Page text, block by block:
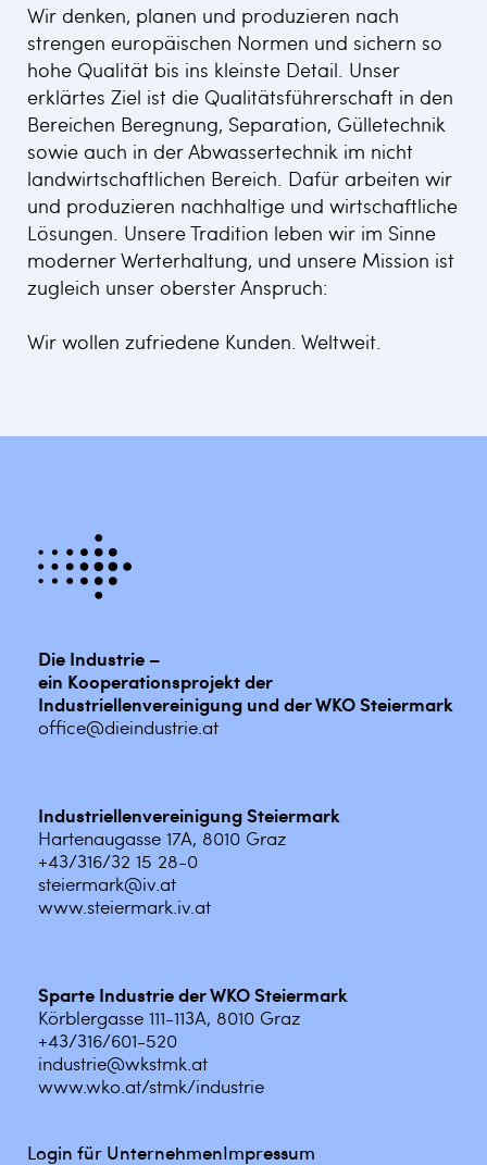
Wir denken, planen und produzieren nach
strengen europäischen Normen und sichern so
hohe Qualität bis ins kleinste Detail. Unser
erklärtes Ziel ist die Qualitätsführerschaft in den
Bereichen Beregnung, Separation, Gülletechnik
sowie auch in der Abwassertechnik im nicht
landwirtschaftlichen Bereich. Dafür arbeiten wir
und produzieren nachhaltige und wirtschaftliche
Lösungen. Unsere Tradition leben wir im Sinne
moderner Werterhaltung, und unsere Mission ist
zugleich unser oberster Anspruch:
Wir wollen zufriedene Kunden. Weltweit.
Die Industrie –
ein Kooperationsprojekt der
Industriellenvereinigung und der WKO Steiermark
office@dieindustrie.at
Industriellenvereinigung Steiermark
Hartenaugasse 17A, 8010 Graz
+43/316/32 15 28-0
steiermark@iv.at
www.steiermark.iv.at
Sparte Industrie der WKO Steiermark
Körblergasse 111-113A, 8010 Graz
+43/316/601-520
industrie@wkstmk.at
www.wko.at/stmk/industrie
Login für UnternehmenImpressum